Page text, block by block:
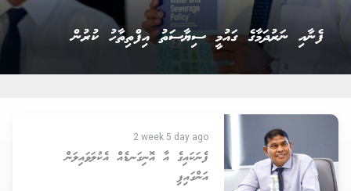
ނުކުޅެދުންތެރިކަން ހުންނަ މީހުންނަށް ފެނަކައިން ވަޒީފާ
ހަމަޖައްސައިދިނުން
2 week 5 day ago
ފެނަކައިގެ އާ އޮނިގަނޑެއް އެކުލަވައިލަން
އަންގައިފި